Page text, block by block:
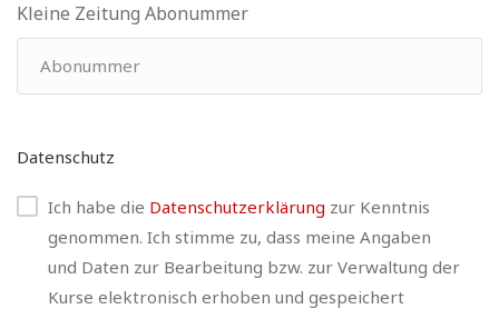
Kleine Zeitung Abonummer
Datenschutz
Ich habe die Datenschutzerklärung zur Kenntnis
genommen. Ich stimme zu, dass meine Angaben
und Daten zur Bearbeitung bzw. zur Verwaltung der
Kurse elektronisch erhoben und gespeichert